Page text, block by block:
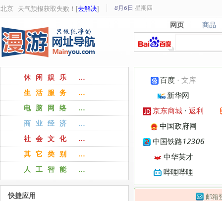
北京 天气预报获取失败！[去解决] 8月6日 星期四
网页
网页 商品
商品
百度 ·文库
新华网
京东商城 ·返利
中国政府网
中国铁路12306
中华英才
哔哩哔哩
邮箱
休闲娱乐 …
生活服务 …
电脑网络 …
商业经济 …
社会文化 …
其它类别 …
人工智能 …
快捷应用